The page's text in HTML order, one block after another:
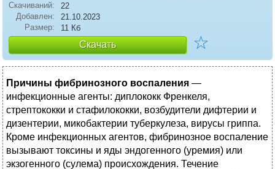
Скачиваний:
22
Добавлен:
21.10.2023
Размер:
11 Кб
Скачать ☆
Причины фибринозного воспаления —
инфекционные агенты: диплококк Френкеля,
стрептококки и стафилококки, возбудители дифтерии и
дизентерии, микобактерии туберкулеза, вирусы гриппа.
Кроме инфекционных агентов, фибринозное воспаление
вызывают токсины и яды эндогенного (уремия) или
экзогенного (сулема) происхождения. Течение